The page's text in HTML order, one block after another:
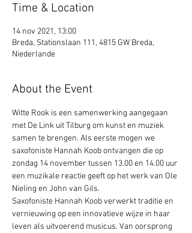
Time & Location
14 nov 2021, 13:00
Breda, Stationslaan 111, 4815 GW Breda,
Niederlande
About the Event
Witte Rook is een samenwerking aangegaan
met De Link uit Tilburg om kunst en muziek
samen te brengen. Als eerste mogen we
saxofoniste Hannah Koob ontvangen die op
zondag 14 november tussen 13.00 en 14.00 uur
een muzikale reactie geeft op het werk van Ole
Nieling en John van Gils.
Saxofoniste Hannah Koob verwerkt traditie en
vernieuwing op een innovatieve wijze in haar
leven als uitvoerend musicus. Van oorsprong